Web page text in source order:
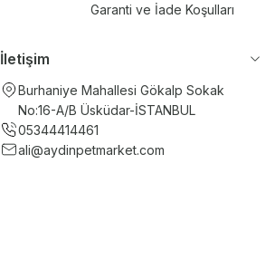
Garanti ve İade Koşulları
İletişim
Burhaniye Mahallesi Gökalp Sokak
No:16-A/B Üsküdar-İSTANBUL
05344414461
ali@aydinpetmarket.com